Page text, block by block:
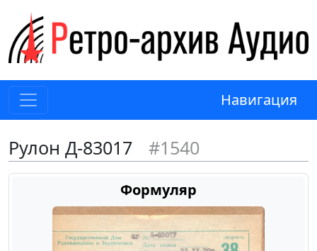
Навигация
Рулон Д-83017 #1540
Формуляр